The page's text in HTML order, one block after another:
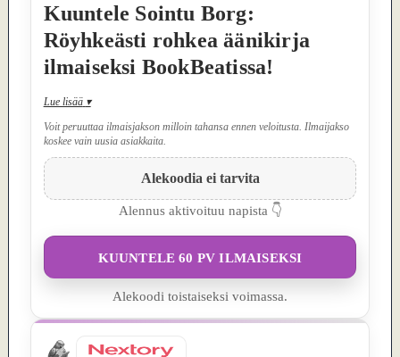
Kuuntele Sointu Borg:
Röyhkeästi rohkea äänikirja
ilmaiseksi BookBeatissa!
Lue lisää ▾
Voit peruuttaa ilmaisjakson milloin tahansa ennen veloitusta. Ilmaijakso
koskee vain uusia asiakkaita.
Alekoodia ei tarvita
Alennus aktivoituu napista 👇
KUUNTELE 60 PV ILMAISEKSI
Alekoodi toistaiseksi voimassa.